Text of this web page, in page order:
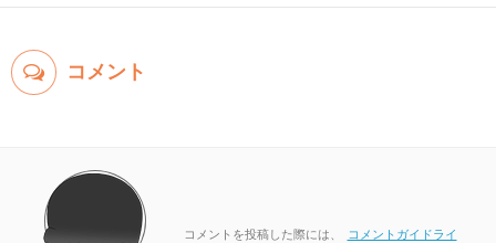
コメント
コメントを投稿した際には、
コメントガイドライ